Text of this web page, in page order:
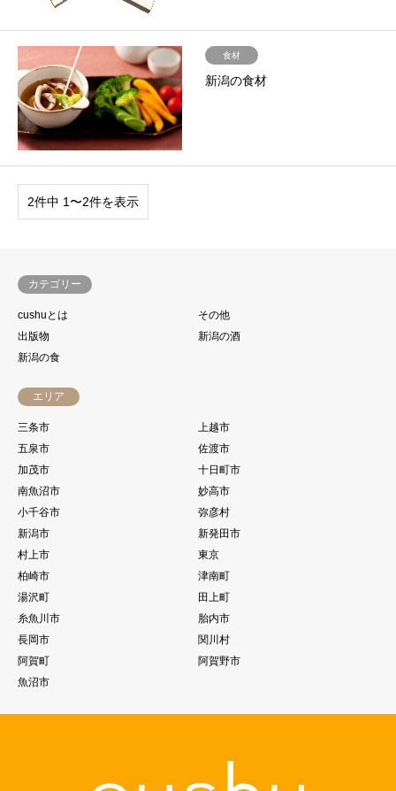
食材
新潟の食材
2件中 1〜2件を表示
カテゴリー
cushuとは
その他
出版物
新潟の酒
新潟の食
エリア
三条市
上越市
五泉市
佐渡市
加茂市
十日町市
南魚沼市
妙高市
小千谷市
弥彦村
新潟市
新発田市
村上市
東京
柏崎市
津南町
湯沢町
田上町
糸魚川市
胎内市
長岡市
関川村
阿賀町
阿賀野市
魚沼市